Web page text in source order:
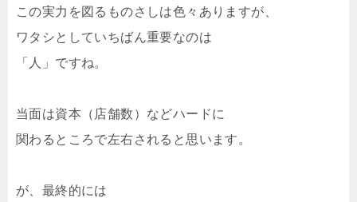
この実力を図るものさしは色々ありますが、
ワタシとしていちばん重要なのは
「人」ですね。
当面は資本（店舗数）などハードに
関わるところで左右されると思います。
が、最終的には